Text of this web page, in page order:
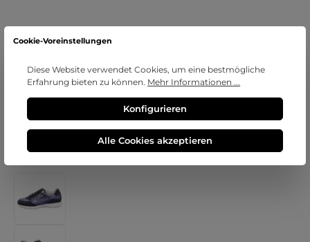
Cookie-Voreinstellungen
Diese Website verwendet Cookies, um eine bestmögliche
Erfahrung bieten zu können. Mehr Informationen ...
Konfigurieren
Alle Cookies akzeptieren